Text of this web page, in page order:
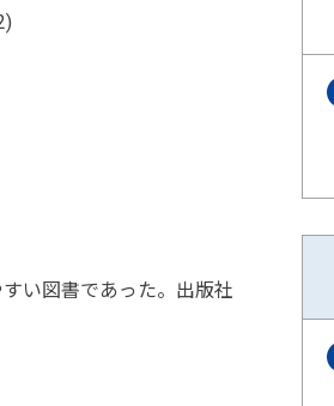
い図書であった。出版社